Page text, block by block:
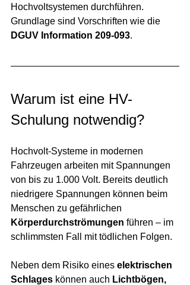
Hochvoltsystemen durchführen.
Grundlage sind Vorschriften wie die
DGUV Information 209-093.
Warum ist eine HV-
Schulung notwendig?
Hochvolt-Systeme in modernen
Fahrzeugen arbeiten mit Spannungen
von bis zu 1.000 Volt. Bereits deutlich
niedrigere Spannungen können beim
Menschen zu gefährlichen
Körperdurchströmungen führen – im
schlimmsten Fall mit tödlichen Folgen.
Neben dem Risiko eines elektrischen
Schlages können auch Lichtbögen,